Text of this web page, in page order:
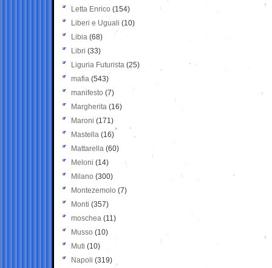
Letta Enrico (154)
Liberi e Uguali (10)
Libia (68)
Libri (33)
Liguria Futurista (25)
mafia (543)
manifesto (7)
Margherita (16)
Maroni (171)
Mastella (16)
Mattarella (60)
Meloni (14)
Milano (300)
Montezemolo (7)
Monti (357)
moschea (11)
Musso (10)
Muti (10)
Napoli (319)